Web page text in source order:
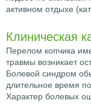
активном отдыхе
Клиническая
Перелом копчика
травмы возникает
Болевой синдром
длительное время
Характер болевых